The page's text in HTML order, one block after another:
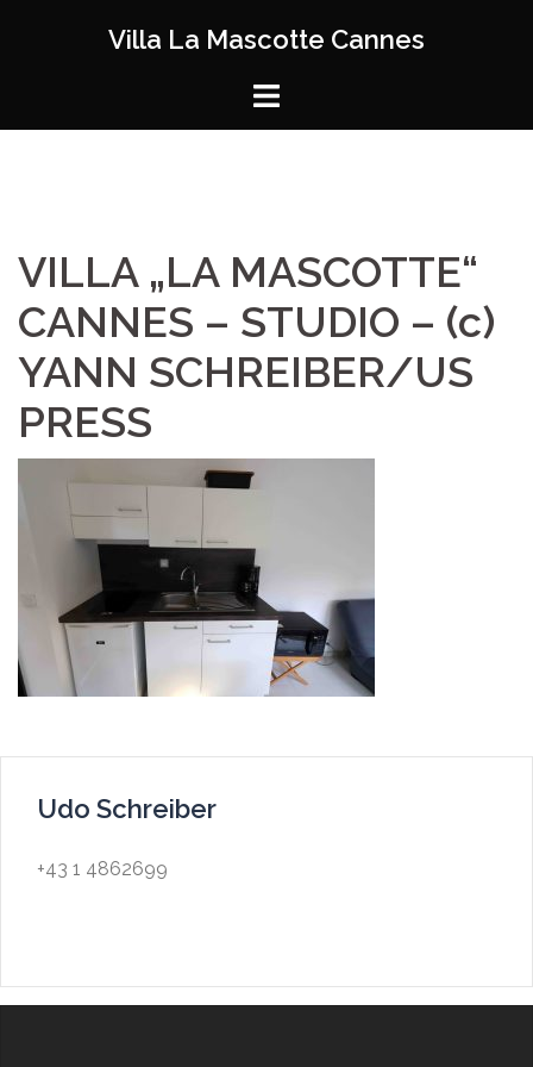
Villa La Mascotte Cannes
VILLA „LA MASCOTTE“
CANNES – STUDIO – (c)
YANN SCHREIBER/US
PRESS
Udo Schreiber
+43 1 4862699